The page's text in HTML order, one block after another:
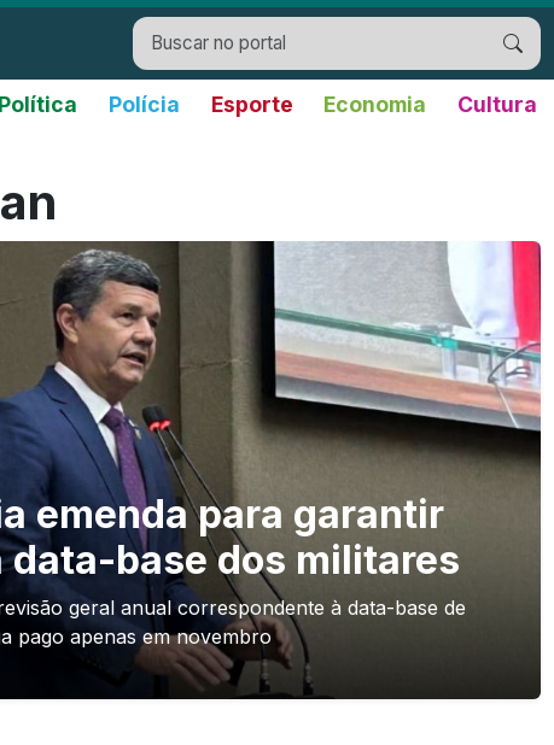
Política Polícia Esporte Economia Cultura
emenda para garantir
base dos militares
geral anual correspondente à data-base de
pago apenas em novembro